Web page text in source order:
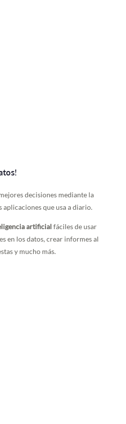
decisiones mediante la
que usa a diario.
artificial fáciles de usar
en los datos, crear informes al
y mucho más.